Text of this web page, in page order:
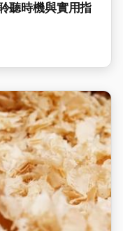
聽時機與實用指